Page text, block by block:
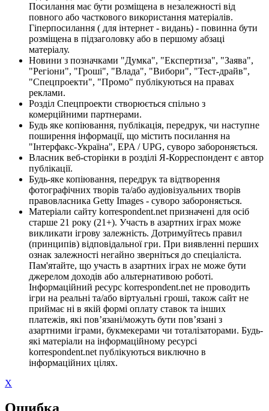
Посилання має бути розміщена в незалежності від
повного або часткового використання матеріалів.
Гіперпосилання ( для інтернет - видань) - повинна бути
розміщена в підзаголовку або в першому абзаці
матеріалу.
Новини з позначками "Думка", "Експертиза", "Заява",
"Регіони", "Гроші", "Влада", "Вибори", "Тест-драйв",
"Спецпроекти", "Промо" публікуються на правах
реклами.
Розділ Спецпроекти створюється спільно з
комерційними партнерами.
Будь яке копіювання, публікація, передрук, чи наступне
поширення інформації, що містить посилання на
"Інтерфакс-Україна", EPA / UPG, суворо забороняється.
Власник веб-сторінки в розділі Я-Корреспондент є автор
публікації.
Будь-яке копіювання, передрук та відтворення
фотографічних творів та/або аудіовізуальних творів
правовласника Getty Images - суворо забороняється.
Матеріали сайту korrespondent.net призначені для осіб
старше 21 року (21+). Участь в азартних іграх може
викликати ігрову залежність. Дотримуйтесь правил
(принципів) відповідальної гри. При виявленні перших
ознак залежності негайно зверніться до спеціаліста.
Пам'ятайте, що участь в азартних іграх не може бути
джерелом доходів або альтернативою роботі.
Інформаційний ресурс korrespondent.net не проводить
ігри на реальні та/або віртуальні гроші, також сайт не
приймає ні в якій формі оплату ставок та інших
платежів, які пов’язані/можуть бути пов’язані з
азартними іграми, букмекерами чи тоталізаторами. Будь-
які матеріали на інформаційному ресурсі
korrespondent.net публікуються виключно в
інформаційних цілях.
X